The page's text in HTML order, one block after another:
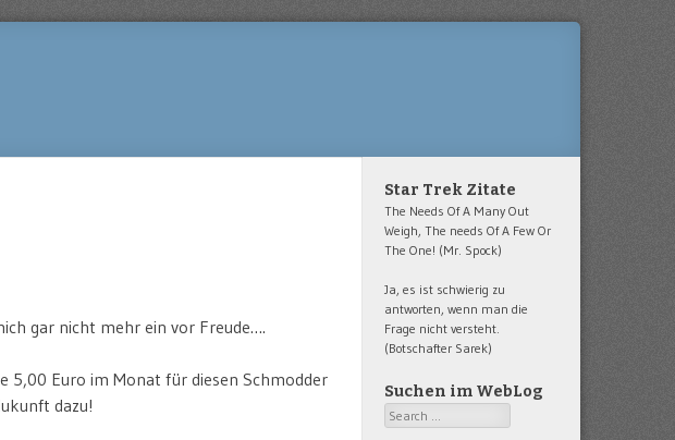
gar nicht mehr ein vor Freude….
5,00 Euro im Monat für diesen Schmodder
dazu!
Star Trek Zitate
The Needs Of A Many Out
Weigh, The needs Of A Few Or
The One! (Mr. Spock)
Ja, es ist schwierig zu
antworten, wenn man die
Frage nicht versteht.
(Botschafter Sarek)
Suchen im WebLog
Search